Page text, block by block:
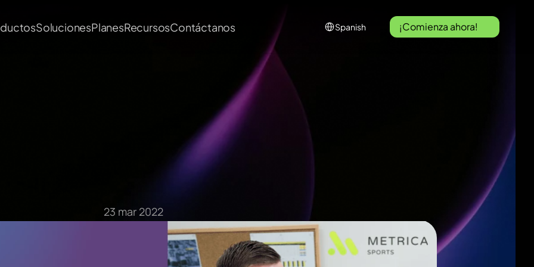
SolucionesPlanesRecursosContáctanos Spanish ¡Comienza ahora!
23 mar 2022